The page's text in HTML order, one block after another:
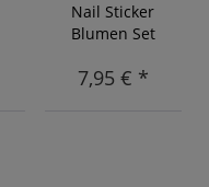
Nail Sticker
Blumen Set
7,95 € *